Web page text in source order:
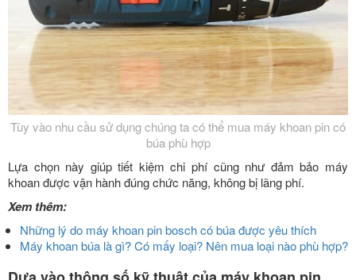
Tùy vào nhu cầu sử dụng chúng ta có thể mua máy khoan pin có
búa phù hợp
Lựa chọn này giúp tiết kiệm chi phí cũng như đảm bảo máy
khoan được vận hành đúng chức năng, không bị lãng phí.
Xem thêm:
Những lý do máy khoan pin bosch có búa được yêu thích
Máy khoan búa là gì? Có mấy loại? Nên mua loại nào phù hợp?